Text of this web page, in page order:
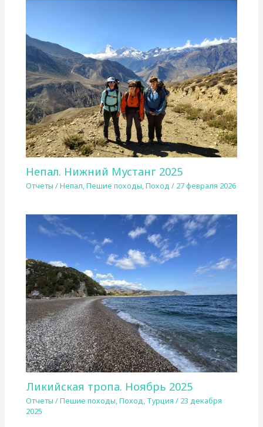
Непал. Нижний Мустанг 2025
Отчеты /Непал,Пешие походы,Поход / 27 февраля 2026
Ликийская тропа. Ноябрь 2025
Отчеты /Пешие походы,Поход, Турция / 23 декабря
2025